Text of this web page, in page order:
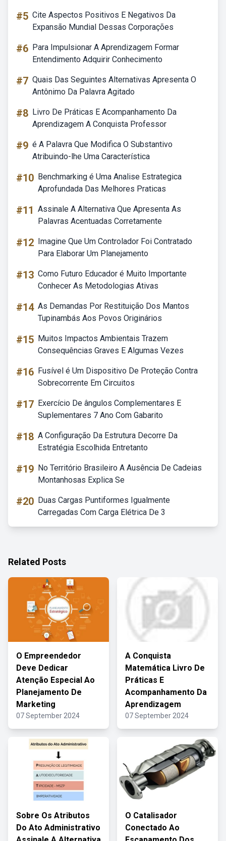
#5 Cite Aspectos Positivos E Negativos Da
Expansão Mundial Dessas Corporações
#6 Para Impulsionar A Aprendizagem Formar
Entendimento Adquirir Conhecimento
#7 Quais Das Seguintes Alternativas Apresenta O
Antônimo Da Palavra Agitado
#8 Livro De Práticas E Acompanhamento Da
Aprendizagem A Conquista Professor
#9 é A Palavra Que Modifica O Substantivo
Atribuindo-lhe Uma Característica
#10 Benchmarking é Uma Analise Estrategica
Aprofundada Das Melhores Praticas
#11 Assinale A Alternativa Que Apresenta As
Palavras Acentuadas Corretamente
#12 Imagine Que Um Controlador Foi Contratado
Para Elaborar Um Planejamento
#13 Como Futuro Educador é Muito Importante
Conhecer As Metodologias Ativas
#14 As Demandas Por Restituição Dos Mantos
Tupinambás Aos Povos Originários
#15 Muitos Impactos Ambientais Trazem
Consequências Graves E Algumas Vezes
#16 Fusível é Um Dispositivo De Proteção Contra
Sobrecorrente Em Circuitos
#17 Exercício De ângulos Complementares E
Suplementares 7 Ano Com Gabarito
#18 A Configuração Da Estrutura Decorre Da
Estratégia Escolhida Entretanto
#19 No Território Brasileiro A Ausência De Cadeias
Montanhosas Explica Se
#20 Duas Cargas Puntiformes Igualmente
Carregadas Com Carga Elétrica De 3
Related Posts
O Empreendedor
Deve Dedicar
Atenção Especial Ao
Planejamento De
Marketing
07 September 2024
A Conquista
Matemática Livro De
Práticas E
Acompanhamento Da
Aprendizagem
07 September 2024
Sobre Os Atributos
Do Ato Administrativo
O Catalisador
Conectado Ao